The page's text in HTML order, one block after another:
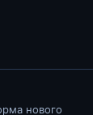
нового